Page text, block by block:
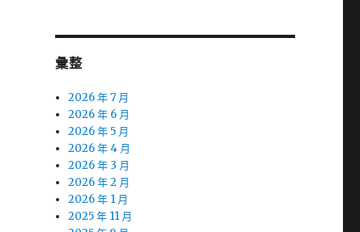
彙整
2026 年 7 月
2026 年 6 月
2026 年 5 月
2026 年 4 月
2026 年 3 月
2026 年 2 月
2026 年 1 月
2025 年 11 月